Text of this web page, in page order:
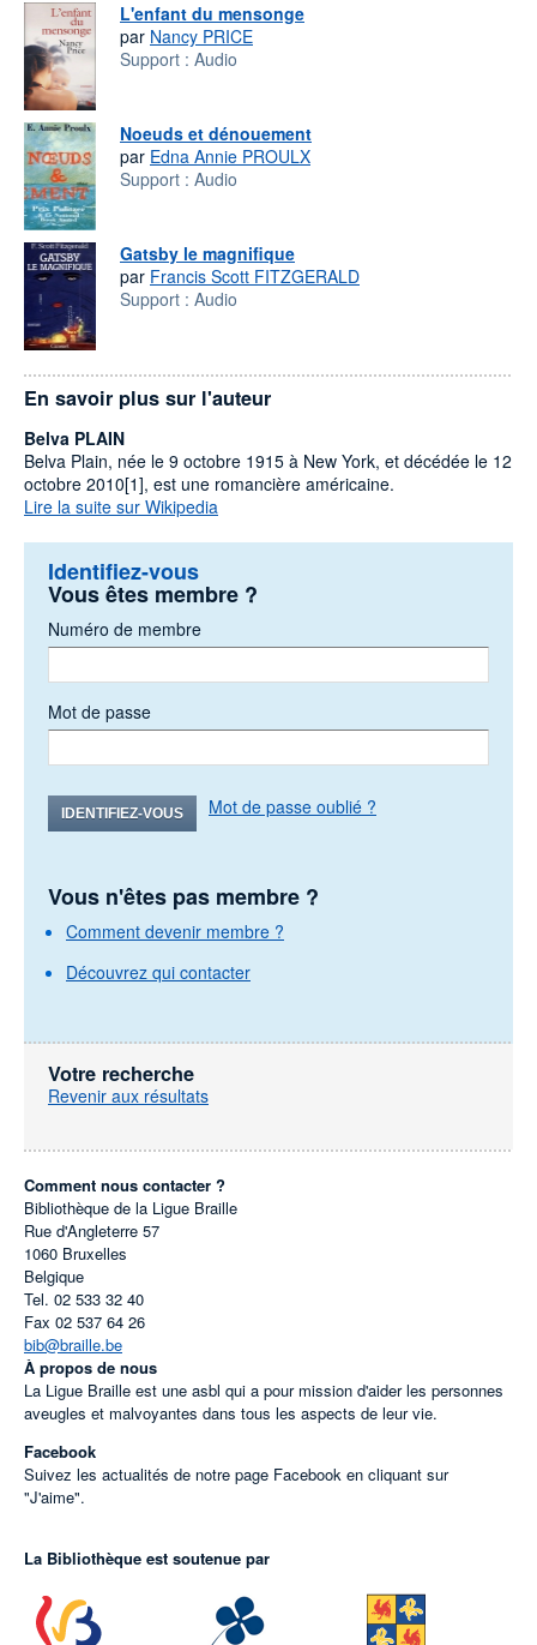
L'enfant du mensonge
par Nancy PRICE
Support : Audio
Noeuds et dénouement
par Edna Annie PROULX
Support : Audio
Gatsby le magnifique
par Francis Scott FITZGERALD
Support : Audio
En savoir plus sur l'auteur
Belva PLAIN
Belva Plain, née le 9 octobre 1915 à New York, et décédée le 12
octobre 2010[1], est une romancière américaine.
Lire la suite sur Wikipedia
Identifiez-vous
Vous êtes membre ?
Numéro de membre
Mot de passe
IDENTIFIEZ-VOUS Mot de passe oublié ?
Vous n'êtes pas membre ?
Comment devenir membre ?
Découvrez qui contacter
Votre recherche
Revenir aux résultats
Comment nous contacter ?
Bibliothèque de la Ligue Braille
Rue d'Angleterre 57
1060 Bruxelles
Belgique
Tel. 02 533 32 40
Fax 02 537 64 26
bib@braille.be
À propos de nous
La Ligue Braille est une asbl qui a pour mission d'aider les personnes
aveugles et malvoyantes dans tous les aspects de leur vie.
Facebook
Suivez les actualités de notre page Facebook en cliquant sur
"J'aime".
La Bibliothèque est soutenue par